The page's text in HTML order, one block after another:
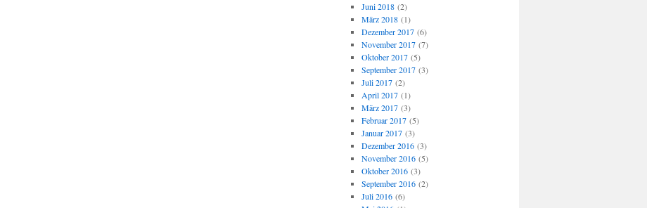
Juni 2018(2)
März 2018(1)
Dezember 2017(6)
November 2017(7)
Oktober 2017(5)
September 2017(3)
Juli 2017(2)
April 2017(1)
März 2017(3)
Februar 2017(5)
Januar 2017(3)
Dezember 2016(3)
November 2016(5)
Oktober 2016(3)
September 2016(2)
Juli 2016(6)